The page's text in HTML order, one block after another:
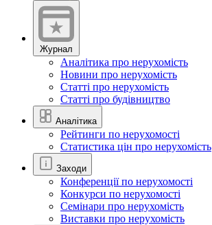
Журнал
Аналітика про нерухомість
Новини про нерухомість
Статті про нерухомість
Статті про будівництво
Аналітика
Рейтинги по нерухомості
Статистика цін про нерухомість
Заходи
Конференції по нерухомості
Конкурси по нерухомості
Семінари про нерухомість
Виставки про нерухомість